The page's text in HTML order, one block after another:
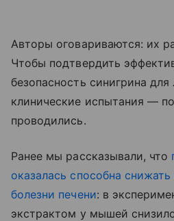
Авторы оговариваются: их
Чтобы подтвердить
безопасность синигрина
клинические испытания —
проводились.
Ранее мы рассказывали, что
оказалась способна
болезни печени: в
экстрактом у мышей